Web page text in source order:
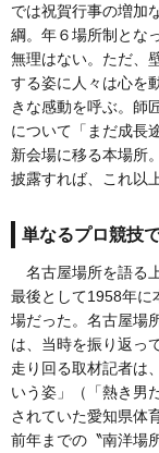
では祝賀行事の増加
綱。年６場所制とな
無理はない。ただ、
する姿に人々は心を
きな感動を呼ぶ。師
について「まだ成長
新会場に移る本場所
披露すれば、これ以
単なるプロ競技
名古屋場所を語る
最後として1958年に
場だった。名古屋場
は、当時を振り返っ
走り回る取材記者は
いう姿」（「熱き男
されていた愛知県体
前年までの〝南洋場